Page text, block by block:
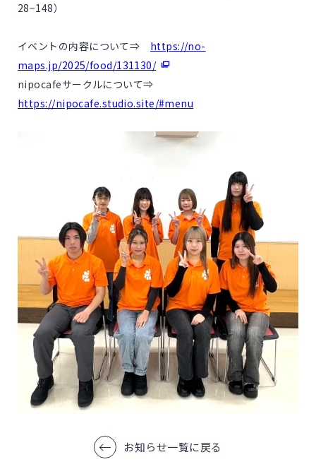
28−148）
イベントの内容について⇒ https://no-
maps.jp/2025/food/131130/
nipocafeサークルについて⇒
https://nipocafe.studio.site/#menu
お知らせ一覧に戻る